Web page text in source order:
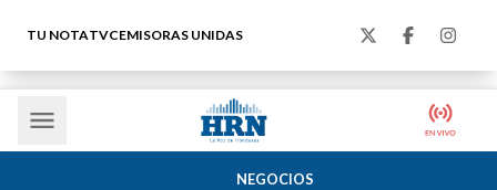
TU NOTATVCEMISORAS UNIDAS
NEGOCIOS